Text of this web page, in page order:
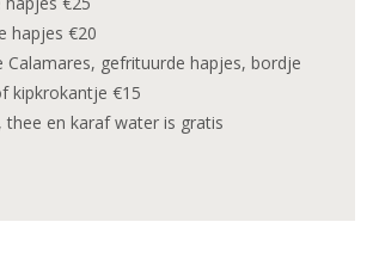
hapjes €20
Calamares, gefrituurde hapjes, bordje
kipkrokantje €15
thee en karaf water is gratis